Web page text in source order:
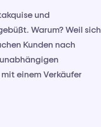
und
Warum? Weil sich
Kunden nach
einem Verkäufer